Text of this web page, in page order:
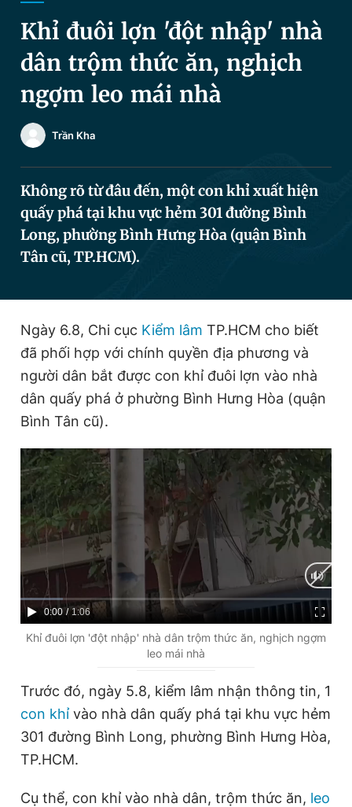
Video Magazine
Sản phẩm khác
Tiện ích
Theo dõi báo trên
Hotline
Đặt báo Quảng cáo RSS Tòa soạn Chính sách bảo
Tổng biên tập: Nguyễn Ngọc Toàn
Phó tổng biên tập thường trực: Hải Thành
Phó tổng biên tập: Lâm Hiếu Dũng
Phó tổng biên tập: Trần Việt Hưng
Tổng thư ký tòa soạn: Đức Trung
Giấy phép xuất bản số 110/GP - BTTTT cấp ngày 24.3.2020
© 2003-2026 Bản quyền thuộc về Báo Thanh Niên. Cấm sao
chép dưới mọi hình thức nếu không có sự chấp thuận bằng văn
bản. Phát triển bởi ePi Technologies, JSC.
Khỉ đuôi lợn 'đột nhập' nhà
dân trộm thức ăn, nghịch
ngợm leo mái nhà
Trần Kha
Không rõ từ đâu đến, một con khỉ xuất hiện
quấy phá tại khu vực hẻm 301 đường Bình
Long, phường Bình Hưng Hòa (quận Bình
Tân cũ, TP.HCM).
Ngày 6.8, Chi cục Kiểm lâm TP.HCM cho biết
đã phối hợp với chính quyền địa phương và
người dân bắt được con khỉ đuôi lợn vào nhà
dân quấy phá ở phường Bình Hưng Hòa (quận
Bình Tân cũ).
C
u
t
i
0:00 / D
u
o
1:06
Khỉ đuôi lợn 'đột nhập' nhà dân trộm thức ăn, nghịch ngợm
leo mái nhà
Trước đó, ngày 5.8, kiểm lâm nhận thông tin, 1
con khỉ vào nhà dân quấy phá tại khu vực hẻm
301 đường Bình Long, phường Bình Hưng Hòa,
TP.HCM.
Cụ thể, con khỉ vào nhà dân, trộm thức ăn, leo